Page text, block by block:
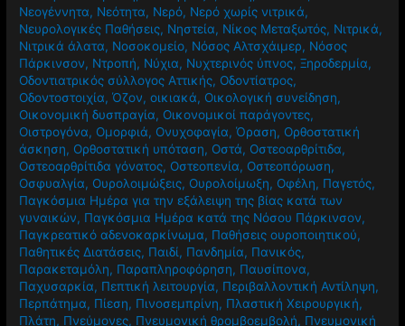
Νεογέννητα, Νεότητα, Νερό, Νερό χωρίς νιτρικά,
Νευρολογικές Παθήσεις, Νηστεία, Νίκος Μεταξωτός, Νιτρικά,
Νιτρικά άλατα, Νοσοκομείο, Νόσος Αλτσχάιμερ, Νόσος
Πάρκινσον, Ντροπή, Νύχια, Νυχτερινός ύπνος,Ξηροδερμία,
Οδοντιατρικός σύλλογος Αττικής, Οδοντίατρος,
Οδοντοστοιχία,Όζον,οικιακά, Οικολογική συνείδηση,
Οικονομική δυσπραγία, Οικονομικοί παράγοντες,
Οιστρογόνα, Ομορφιά, Ονυχοφαγία,Όραση, Ορθοστατική
άσκηση, Ορθοστατική υπόταση, Οστά, Οστεοαρθρίτιδα,
Οστεοαρθρίτιδα γόνατος, Οστεοπενία, Οστεοπόρωση,
Οσφυαλγία, Ουρολοιμώξεις, Ουρολοίμωξη, Οφέλη, Παγετός,
Παγκόσμια Ημέρα για την εξάλειψη της βίας κατά των
γυναικών, Παγκόσμια Ημέρα κατά της Νόσου Πάρκινσον,
Παγκρεατικό αδενοκαρκίνωμα, Παθήσεις ουροποιητικού,
Παθητικές Διατάσεις, Παιδί, Πανδημία, Πανικός,
Παρακεταμόλη, Παραπληροφόρηση, Παυσίπονα,
Παχυσαρκία, Πεπτική λειτουργία, Περιβαλλοντική Αντίληψη,
Περπάτημα, Πίεση, Πινοσεμπρίνη, Πλαστική Χειρουργική,
Πλάτη, Πνεύμονες, Πνευμονική θρομβοεμβολή, Πνευμονική